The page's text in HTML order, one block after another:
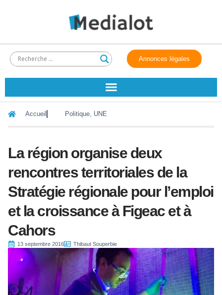
Annonces légales
Accueil Politique, UNE
La région organise deux
rencontres territoriales de la
Stratégie régionale pour l’emploi
et la croissance à Figeac et à
Cahors
13 septembre 2016 Thibaut Souperbie